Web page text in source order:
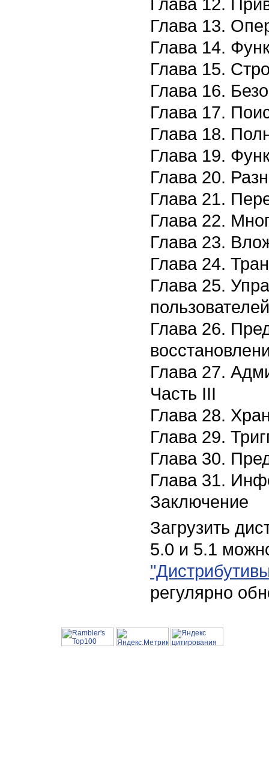
Глава 13.
Глава 14.
Глава 15.
Глава 16.
Глава 17.
Глава 18.
Глава 19.
Глава 20.
Глава 21.
Глава 22.
Глава 23.
Глава 24.
Глава 25.
пользователей
Глава 26.
Глава 27.
Часть III
Глава 28.
Глава 29.
Глава 30.
Глава 31.
Заключение
Загрузить
5.0 и 5.1
регулярно